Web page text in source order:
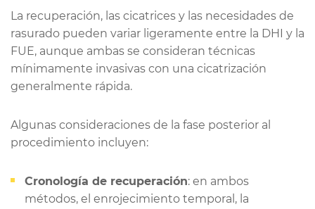
La recuperación, las cicatrices y las necesidades de
rasurado pueden variar ligeramente entre la DHI y la
FUE, aunque ambas se consideran técnicas
mínimamente invasivas con una cicatrización
generalmente rápida.
Algunas consideraciones de la fase posterior al
procedimiento incluyen:
Cronología de recuperación: en ambos
métodos, el enrojecimiento temporal, la